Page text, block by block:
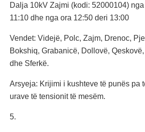
Dalja 10kV Zajmi (kodi: 52000104)
11:10 dhe nga ora 12:50 deri 13:00
Vendet: Videjë, Polc, Zajm, Drenoc,
Bokshiq, Grabanicë, Dollovë,
dhe Sferkë.
Arsyeja: Krijimi i kushteve të punës pa
urave të tensionit të mesëm.
5.